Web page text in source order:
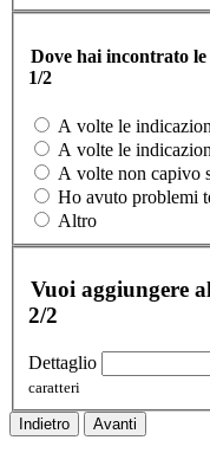
Dove hai incontrato
1/2
A volte le
A volte le
A volte non capivo
Ho avuto problemi
Altro
Vuoi aggiungere
2/2
Dettaglio
caratteri
Indietro Avanti